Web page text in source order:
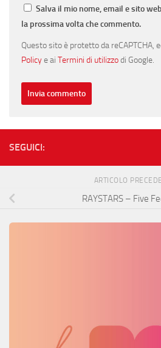
Salva il mio nome, email e sito
la prossima volta che commento.
Questo sito è protetto da reCAPTCHA,
Policye ai Termini di utilizzodi Google.
SEGUICI:
ARTICOLO
RAYSTARS – Five